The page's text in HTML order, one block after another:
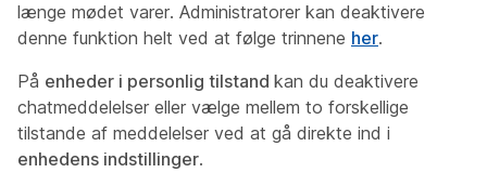
længe mødet varer. Administratorer kan deaktivere
denne funktion helt ved at følge trinnene her.
På enheder i personlig tilstand kan du deaktivere
chatmeddelelser eller vælge mellem to forskellige
tilstande af meddelelser ved at gå direkte ind i
enhedens indstillinger.